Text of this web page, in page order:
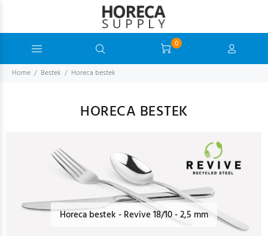
0
Home Bestek Horeca bestek
HORECA BESTEK
Horeca bestek - Revive 18/10 - 2,5 mm